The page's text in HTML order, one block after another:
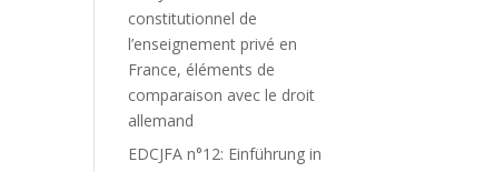
constitutionnel de
l’enseignement privé en
France, éléments de
comparaison avec le droit
allemand
EDCJFA n°12: Einführung in